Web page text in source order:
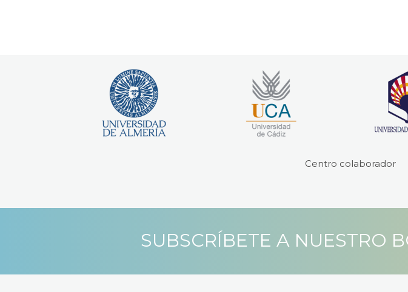
Centro colaborador
SUBSCRÍBETE A NUESTRO